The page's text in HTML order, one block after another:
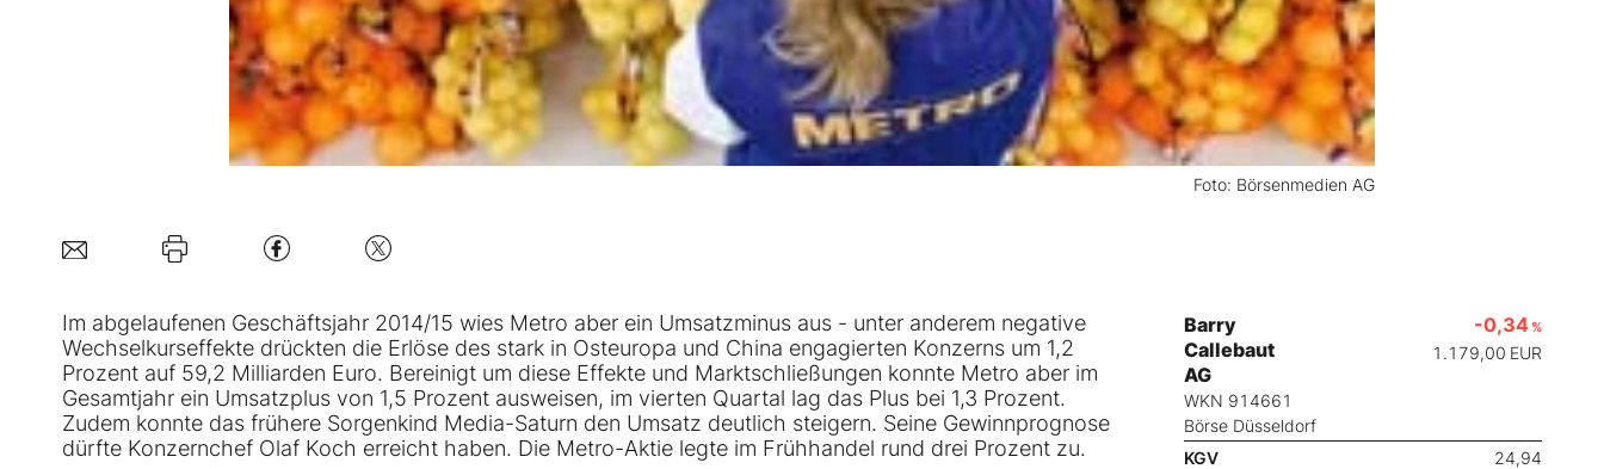
Foto: Börsenmedien AG
Im abgelaufenen Geschäftsjahr 2014/15 wies Metro aber ein Umsatzminus aus - unter anderem negative
Wechselkurseffekte drückten die Erlöse des stark in Osteuropa und China engagierten Konzerns um 1,2
Prozent auf 59,2 Milliarden Euro. Bereinigt um diese Effekte und Marktschließungen konnte Metro aber im
Gesamtjahr ein Umsatzplus von 1,5 Prozent ausweisen, im vierten Quartal lag das Plus bei 1,3 Prozent.
Zudem konnte das frühere Sorgenkind Media-Saturn den Umsatz deutlich steigern. Seine Gewinnprognose
dürfte Konzernchef Olaf Koch erreicht haben. Die Metro-Aktie legte im Frühhandel rund drei Prozent zu.
Barry
Callebaut
AG
WKN 914661
Börse Düsseldorf
-0,34 %
1.179,00 EUR
KGV
24,94